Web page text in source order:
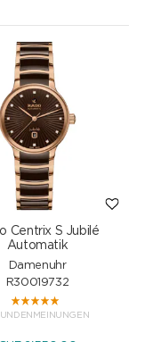
Centrix S Jubilé
Automatik
Damenuhr
R30019732